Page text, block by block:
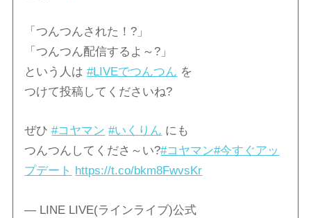
「つんつんされた！?」
「つんつん配信するよ～?」
という人は#LIVEでつんつん を
つけて投稿してくださいね?
ぜひ#コヤマン #いくりん にも
つんつんしてくださ～い?#コヤマン#今すぐアッ
プデート https://t.co/bkm8FwvsKr
— LINE LIVE(ラインライブ)公式